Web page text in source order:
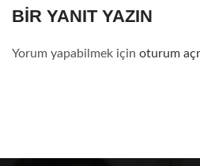
BIR YANIT YAZIN
Yorum yapabilmek için oturum